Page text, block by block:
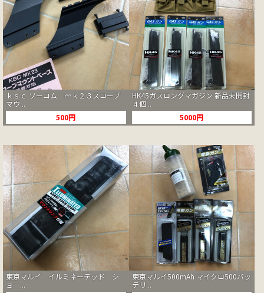
ｋｓｃ ソーコム ｍｋ２３スコープ
マウ...
500円
HK45ガスロングマガジン 新品未開封
４個...
5000円
東京マルイ イルミネーテッド シ
ョー...
東京マルイ500mAh マイクロ500バッ
テリ...